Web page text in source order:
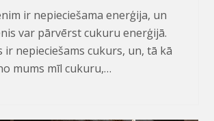
ir nepieciešama enerģija, un
var pārvērst cukuru enerģijā.
ir nepieciešams cukurs, un, tā kā
mums mīl cukuru,…